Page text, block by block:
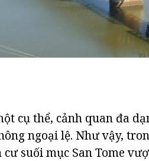
cụ thể, cảnh quan đa
ngoại lệ. Như vậy,
suối mục San Tome